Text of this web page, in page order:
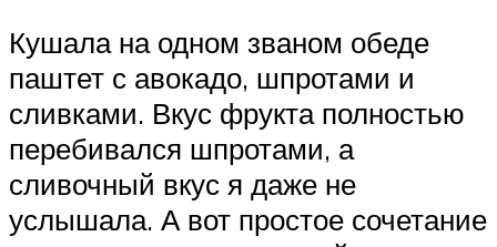
Кушала на одном званом обеде
паштет с авокадо, шпротами и
сливками. Вкус фрукта полностью
перебивался шпротами, а
сливочный вкус я даже не
услышала. А вот простое сочетание